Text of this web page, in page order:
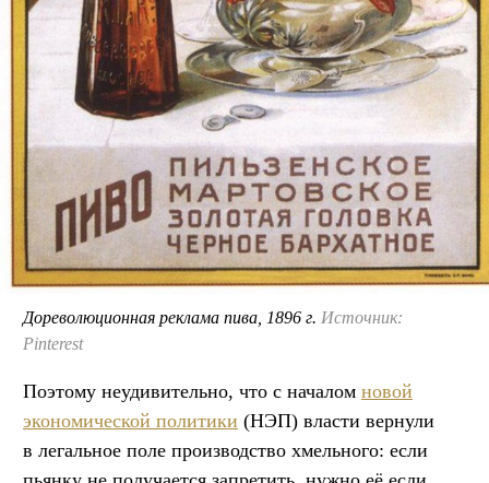
Дореволюционная реклама пива, 1896 г. Источник:
Pinterest
Поэтому неудивительно, что с началом новой
экономической политики (НЭП) власти вернули
в легальное поле производство хмельного: если